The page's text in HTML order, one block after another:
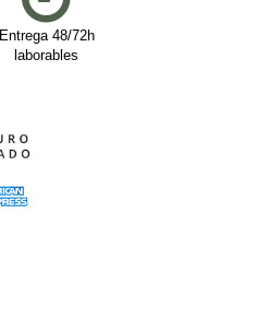
Entrega 48/72h
laborables